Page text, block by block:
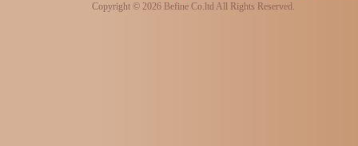
Copyright © 2026 Befine Co.ltd All Rights Reserved.